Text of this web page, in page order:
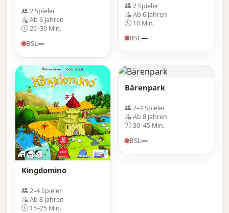
2 Spieler
Ab 6 Jahren
20–30 Min.
BSL—
2 Spieler
Ab 6 Jahren
10 Min.
BSL—
Kingdomino
2–4 Spieler
Ab 8 Jahren
15–25 Min.
Bärenpark
2–4 Spieler
Ab 8 Jahren
30–45 Min.
BSL—